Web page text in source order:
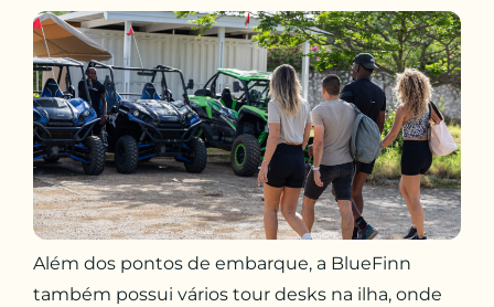
Além dos pontos de embarque, a BlueFinn
também possui vários tour desks na ilha, onde